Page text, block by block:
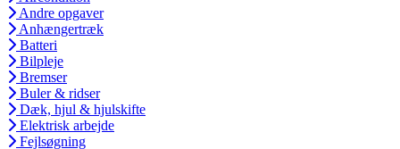
Andre opgaver
Anhængertræk
Batteri
Bilpleje
Bremser
Buler & ridser
Dæk, hjul & hjulskifte
Elektrisk arbejde
Fejlsøgning